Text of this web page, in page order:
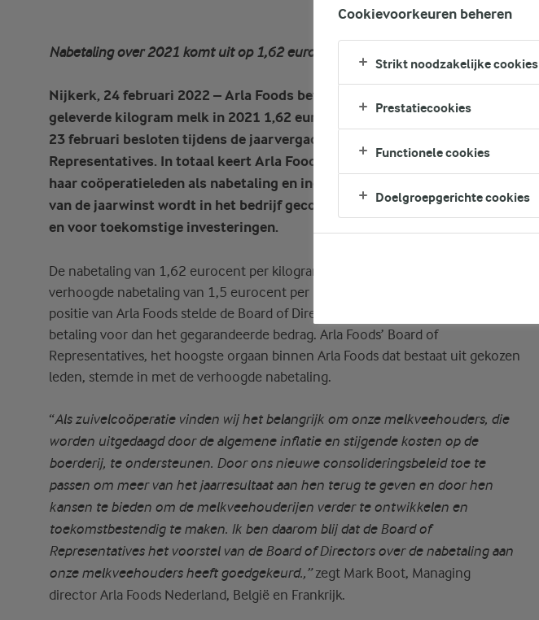
Nabetaling over 2021 komt uit op 1,62 eurocent per kilogram melk
Nijkerk, 24 februari 2022 – Arla Foods betaalt haar coöperatieleden per
geleverde kilogram melk in 2021 1,62 eurocent extra uit. Dit is woensdag
23 februari besloten tijdens de jaarvergadering van Arla’s Board of
Representatives. In totaal keert Arla Foods 207 miljoen euro extra uit aan
haar coöperatieleden als nabetaling en individuele consolidering. De rest
van de jaarwinst wordt in het bedrijf geconsolideerd als eigen vermogen
en voor toekomstige investeringen.
De nabetaling van 1,62 eurocent per kilogram melk is hoger dan de al eerder
verhoogde nabetaling van 1,5 eurocent per kilogram. Vanwege de financiële
positie van Arla Foods stelde de Board of Directors een hogere aanvullende
betaling voor dan het gegarandeerde bedrag. Arla Foods’ Board of
Representatives, het hoogste orgaan binnen Arla Foods dat bestaat uit gekozen
leden, stemde in met de verhoogde nabetaling.
“Als zuivelcoöperatie vinden wij het belangrijk om onze melkveehouders, die
worden uitgedaagd door de algemene inflatie en stijgende kosten op de
boerderij, te ondersteunen. Door ons nieuwe consolideringsbeleid toe te
passen om meer van het jaarresultaat aan hen terug te geven en door hen
kansen te bieden om de melkveehouderijen verder te ontwikkelen en
toekomstbestendig te maken. Ik ben daarom blij dat de Board of
Representatives het voorstel van de Board of Directors over de nabetaling aan
onze melkveehouders heeft goedgekeurd.,”zegt Mark Boot, Managing
director Arla Foods Nederland, België en Frankrijk.
Cookievoorkeuren beheren
Strikt noodzakelijke cookies
Prestatiecookies
Functionele cookies
Doelgroepgerichte cookies